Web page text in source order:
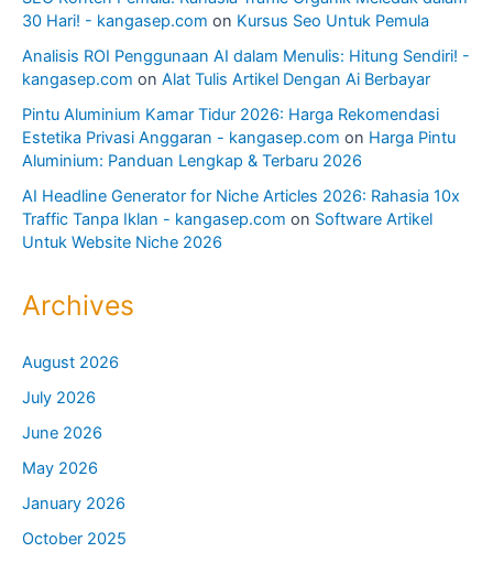
30 Hari! - kangasep.com on Kursus Seo Untuk Pemula
Analisis ROI Penggunaan AI dalam Menulis: Hitung Sendiri! -
kangasep.com on Alat Tulis Artikel Dengan Ai Berbayar
Pintu Aluminium Kamar Tidur 2026: Harga Rekomendasi
Estetika Privasi Anggaran - kangasep.com on Harga Pintu
Aluminium: Panduan Lengkap & Terbaru 2026
AI Headline Generator for Niche Articles 2026: Rahasia 10x
Traffic Tanpa Iklan - kangasep.com on Software Artikel
Untuk Website Niche 2026
Archives
August 2026
July 2026
June 2026
May 2026
January 2026
October 2025